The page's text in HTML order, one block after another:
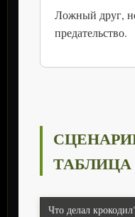
Ложный друг,
предательство.